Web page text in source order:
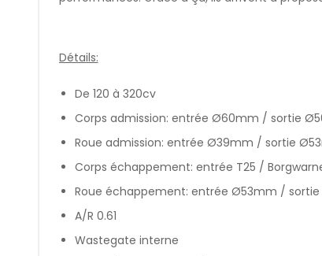
Détails:
De 120 à 320cv
Corps admission: entrée Ø60mm / sortie
Roue admission: entrée Ø39mm / sortie
Corps échappement: entrée T25 /
Roue échappement: entrée Ø53mm /
A/R 0.61
Wastegate interne